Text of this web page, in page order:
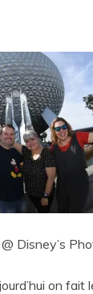
Disney’s
on fait